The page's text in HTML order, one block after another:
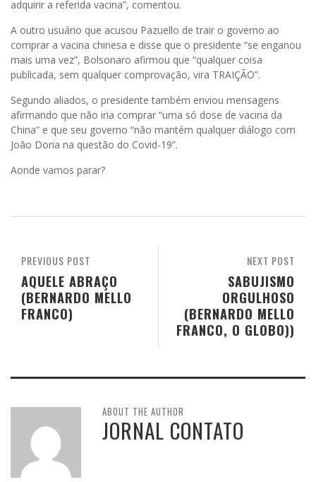
adquirir a referida vacina”, comentou.
A outro usuário que acusou Pazuello de trair o governo ao
comprar a vacina chinesa e disse que o presidente “se enganou
mais uma vez”, Bolsonaro afirmou que “qualquer coisa
publicada, sem qualquer comprovação, vira TRAIÇÃO”.
Segundo aliados, o presidente também enviou mensagens
afirmando que não iria comprar “uma só dose de vacina da
China” e que seu governo “não mantém qualquer diálogo com
João Doria na questão do Covid-19”.
Aonde vamos parar?
NEXT POST
SABUJISMO
ORGULHOSO
(BERNARDO MELLO
FRANCO, O GLOBO))
PREVIOUS POST
AQUELE ABRAÇO
(BERNARDO MELLO
FRANCO)
ABOUT THE AUTHOR
JORNAL CONTATO